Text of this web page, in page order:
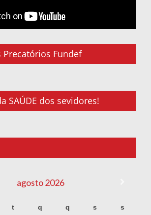
Precatórios Fundef
SAÚDE dos sevidores!
agosto2026
t q q s s